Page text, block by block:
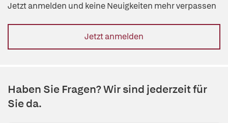
Jetzt anmelden und keine Neuigkeiten mehr verpassen
Jetzt anmelden
Haben Sie Fragen? Wir sind jederzeit für
Sie da.